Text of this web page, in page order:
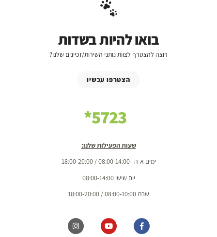
בואו להיות בשדות
רוצה להצטרף לצוות נותני השירות/זכיינים שלנו?
הצטרפו עכשיו
5723*
שעות הפעילות שלנו:
ימים א-ה 08:00-14:00 / 18:00-20:00
יום שישי 08:00-14:00
שבת 08:00-10:00 / 18:00-20:00